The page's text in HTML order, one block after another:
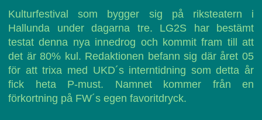
Kulturfestival som bygger sig på riksteatern i
Hallunda under dagarna tre. LG2S har bestämt
testat denna nya innedrog och kommit fram till att
det är 80% kul. Redaktionen befann sig där året 05
för att trixa med UKD´s interntidning som detta år
fick heta P-must. Namnet kommer från en
förkortning på FW´s egen favoritdryck.